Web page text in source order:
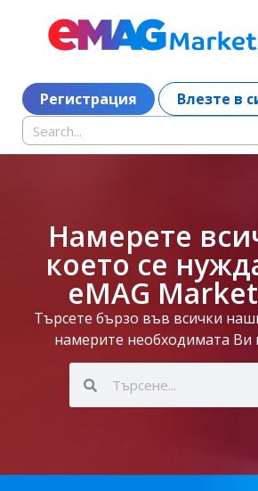
Регистрация Влезте в
Намерете
което се
eMAG
Търсете бързо във всички
намерите необходимата